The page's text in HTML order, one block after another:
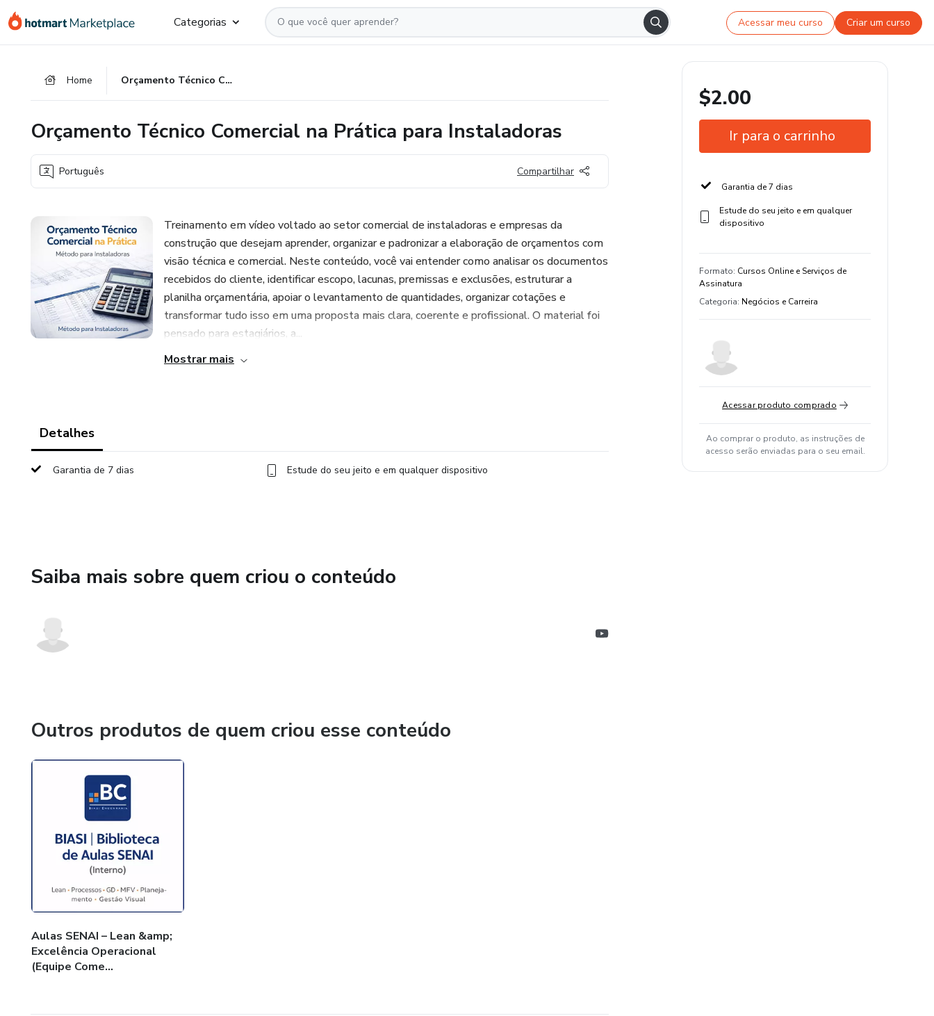
para
para
para
Categorias Acessar meu curso Criar um curso
Home Orçamento Técnico Comercial na Prática para Instaladoras
Orçamento Técnico Comercial na Prática para Instaladoras
Português Compartilhar
Treinamento em vídeo voltado ao setor comercial de instaladoras e empresas da
construção que desejam aprender, organizar e padronizar a elaboração de orçamentos com
visão técnica e comercial. Neste conteúdo, você vai entender como analisar os documentos
recebidos do cliente, identificar escopo, lacunas, premissas e exclusões, estruturar a
planilha orçamentária, apoiar o levantamento de quantidades, organizar cotações e
transformar tudo isso em uma proposta mais clara, coerente e profissional. O material foi
pensado para estagiários, a...
Mostrar mais
Detalhes
Garantia de 7 dias Estude do seu jeito e em qualquer dispositivo
Saiba mais sobre quem criou o conteúdo
Outros produtos de quem criou esse conteúdo
Aulas SENAI – Lean &amp;
Excelência Operacional
(Equipe Come...
$2.00
Ir para o carrinho
Garantia de 7 dias
Estude do seu jeito e em qualquer
dispositivo
Formato: Cursos Online e Serviços de
Assinatura
Categoria: Negócios e Carreira
Acessar produto comprado
Ao comprar o produto, as instruções de
acesso serão enviadas para o seu email.